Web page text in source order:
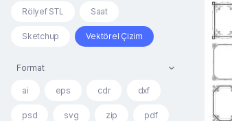
Rölyef STL Saat
Sketchup Vektörel Çizim
Format
ai eps cdr dxf
psd svg zip pdf